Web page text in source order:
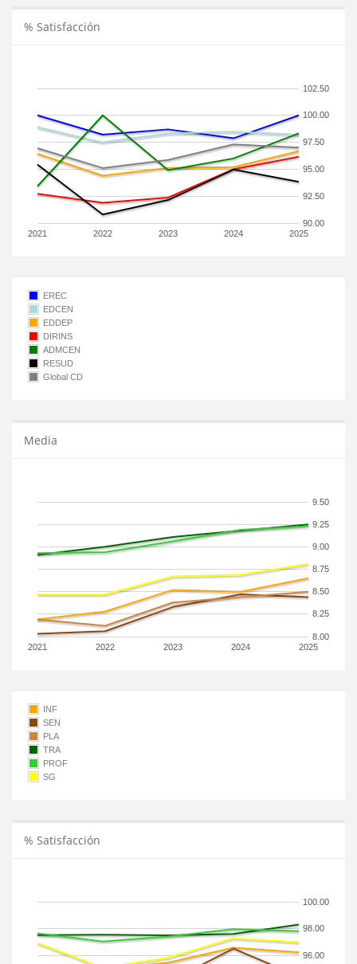
% Satisfacción
2021 2022 2023 2024 2025
90.00
92.50
95.00
97.50
100.00
102.50
EREC
EDCEN
EDDEP
DIRINS
ADMCEN
RESUD
Global CD
Media
2021 2022 2023 2024 2025
8.00
8.25
8.50
8.75
9.00
9.25
9.50
INF
SEN
PLA
TRA
PROF
SG
% Satisfacción
96.00
98.00
100.00